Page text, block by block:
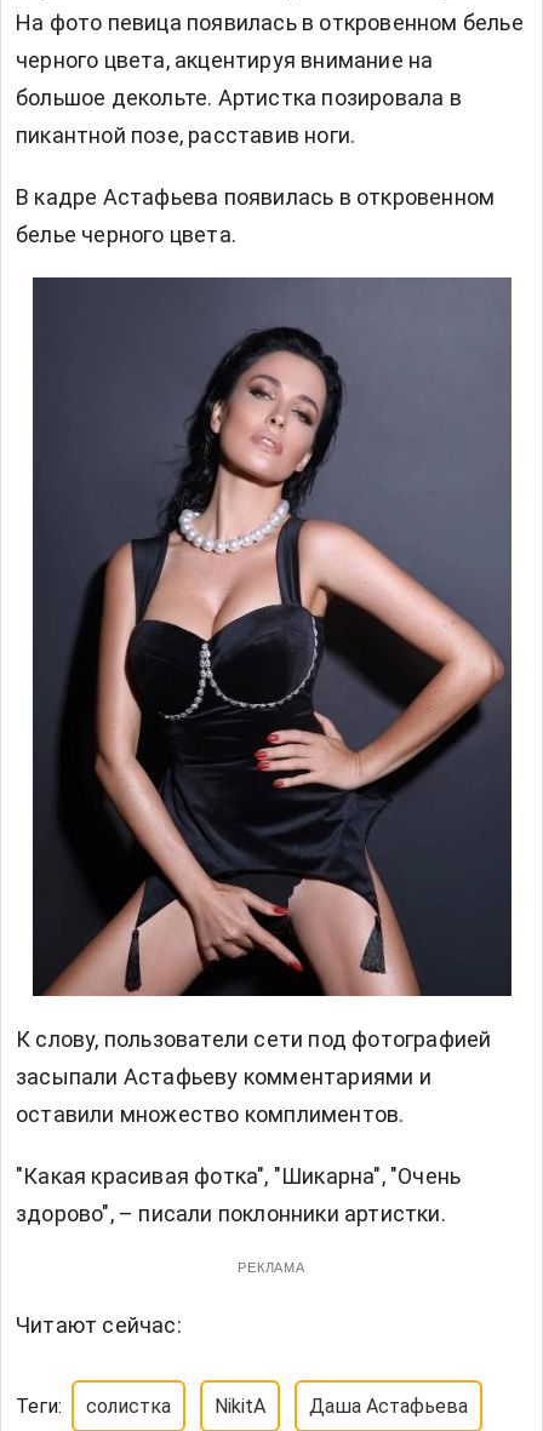
На фото певица появилась в откровенном белье
черного цвета, акцентируя внимание на
большое декольте. Артистка позировала в
пикантной позе, расставив ноги.
В кадре Астафьева появилась в откровенном
белье черного цвета.
К слову, пользователи сети под фотографией
засыпали Астафьеву комментариями и
оставили множество комплиментов.
"Какая красивая фотка", "Шикарна", "Очень
здорово", – писали поклонники артистки.
РЕКЛАМА
Читают сейчас:
Теги: солистка NikitA Даша Астафьева